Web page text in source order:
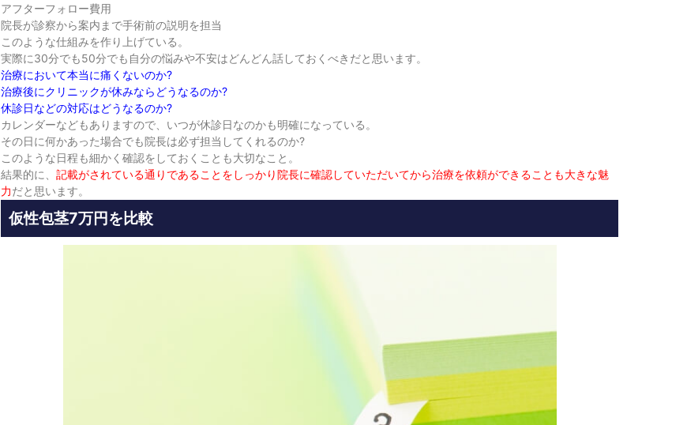
アフターフォロー費用
院長が診察から案内まで手術前の説明を担当
このような仕組みを作り上げている。
実際に30分でも50分でも自分の悩みや不安はどんどん話しておくべきだと思います。
治療において本当に痛くないのか?
治療後にクリニックが休みならどうなるのか?
休診日などの対応はどうなるのか?
カレンダーなどもありますので、いつが休診日なのかも明確になっている。
その日に何かあった場合でも院長は必ず担当してくれるのか?
このような日程も細かく確認をしておくことも大切なこと。
結果的に、記載がされている通りであることをしっかり院長に確認していただいてから治療を依頼ができることも大きな魅
力だと思います。
仮性包茎7万円を比較